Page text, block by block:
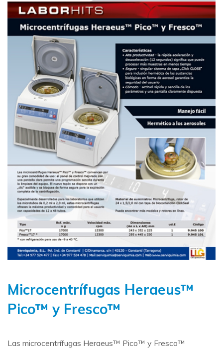
Microcentrífugas Heraeus™
Pico™ y Fresco™
Las microcentrífugas Heraeus™ Pico™ y Fresco™